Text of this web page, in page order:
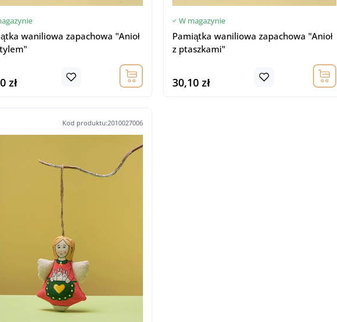
waniliowa zapachowa "Anioł
zł
W magazynie
Pamiątka waniliowa zapachowa "Anioł
z ptaszkami"
30,10 zł
Kod produktu:2010027006